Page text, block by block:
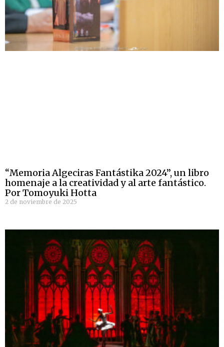
“Memoria Algeciras Fantástika 2024”, un libro
homenaje a la creatividad y al arte fantástico.
Por Tomoyuki Hotta
2 de noviembre de 2025